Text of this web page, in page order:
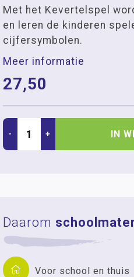
Met het Kevertelspel
en leren de kinderen
cijfersymbolen.
Meer informatie
27,50
- + IN
Daarom
Voor school en thuis